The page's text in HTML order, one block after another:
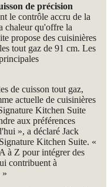
de précision
le contrôle accru de la
chaleur qu'offre la
propose des cuisinières
tout gaz de 91 cm. Les
de cuisson tout gaz,
actuelle de cuisinières
Kitchen Suite
aux préférences
», a déclaré Jack
Kitchen Suite. «
à Z pour intégrer des
contribuent à
»